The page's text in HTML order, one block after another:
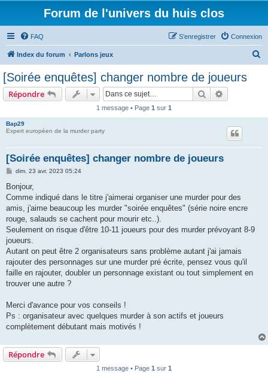
Forum de l'univers du huis clos
FAQ Connexion
S’enregistrer
Index du forum Parlons jeux
[Soirée enquêtes] changer nombre de joueurs
Répondre Rechercher
1 message • Page 1 sur 1
Bap29
Expert européen de la murder party
[Soirée enquêtes] changer nombre de joueurs
M
s
a
g
dim. 23 avr. 2023 05:24
Bonjour,
Comme indiqué dans le titre j'aimerai organiser une murder pour des
amis, j'aime beaucoup les murder "soirée enquêtes" (série noire encre
rouge, salauds se cachent pour mourir etc..).
Seulement on risque d'être 10-11 joueurs pour des murder prévoyant 8-9
joueurs.
Autant on peut être 2 organisateurs sans problème autant j'ai jamais
rajouter des personnages sur une murder pré écrite, pensez vous qu'il
faille en rajouter, doubler un personnage existant ou tout simplement en
trouver une autre ?
Merci d'avance pour vos conseils !
Ps : organisateur avec quelques murder à son actifs et joueurs
complètement débutant mais motivés !
Répondre
1 message • Page 1 sur 1